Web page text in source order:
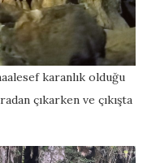
karanlık olduğu
çıkarken ve çıkışta